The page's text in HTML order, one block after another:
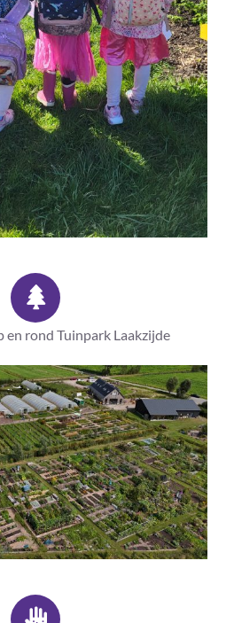
en rond Tuinpark Laakzijde